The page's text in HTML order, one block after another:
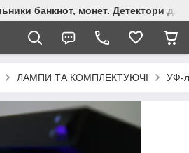
банкнот, монет. Детектори для
ЛАМПИ ТА КОМПЛЕКТУЮЧІ УФ-